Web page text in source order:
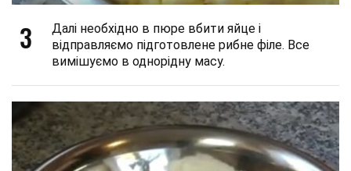
3
Далі необхідно в пюре вбити яйце і
відправляємо підготовлене рибне філе. Все
вимішуємо в однорідну масу.